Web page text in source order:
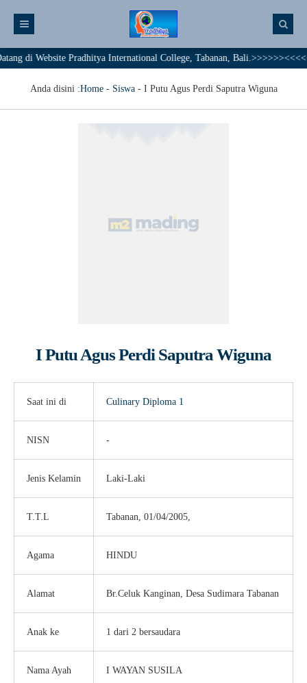
di Website Pradhitya International College, Tabanan, Bali.>>>>>><<<<<
Anda disini :Home- Siswa- I Putu Agus Perdi Saputra Wiguna
I Putu Agus Perdi Saputra Wiguna
Saat ini di Culinary Diploma 1
NISN -
Jenis Kelamin Laki-Laki
T.T.L Tabanan, 01/04/2005,
Agama HINDU
Alamat Br.Celuk Kanginan, Desa Sudimara Tabanan
Anak ke 1 dari 2 bersaudara
Nama Ayah I WAYAN SUSILA